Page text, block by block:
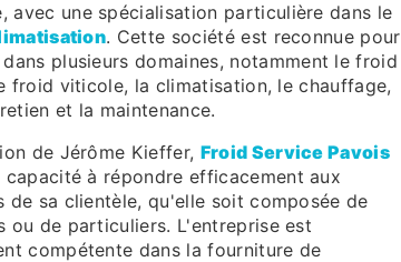
avec une spécialisation particulière dans le
. Cette société est reconnue pour
plusieurs domaines, notamment le froid
froid viticole, la climatisation, le chauffage,
et la maintenance.
de Jérôme Kieffer, Froid Service Pavois
capacité à répondre efficacement aux
de sa clientèle, qu'elle soit composée de
ou de particuliers. L'entreprise est
compétente dans la fourniture de